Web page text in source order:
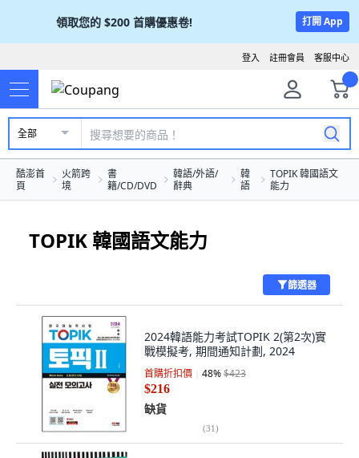
領取您的 $200 首購優惠卷! 打開 App
客服中心
註冊會員
登入
全部
酷澎首
頁
火箭跨
境
書
籍/CD/DVD
韓語/外語/
辭典
韓
語
TOPIK 韓國語文
能力
TOPIK 韓國語文能力
篩選器
2024韓語能力考試TOPIK 2(第2次)實
戰模擬考, 期間通知計劃, 2024
首購折扣價 48%$423
$216
缺貨
(31)